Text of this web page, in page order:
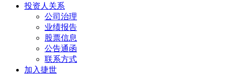
投资人关系
公司治理
业绩报告
股票信息
公告通函
联系方式
加入捷世